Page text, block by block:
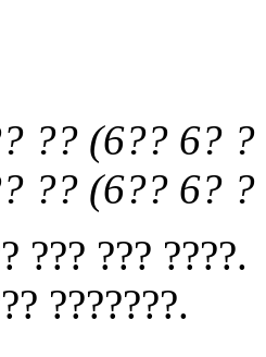
?? (6?? 6?
?? (6?? 6?
??? ??? ????.
???????.